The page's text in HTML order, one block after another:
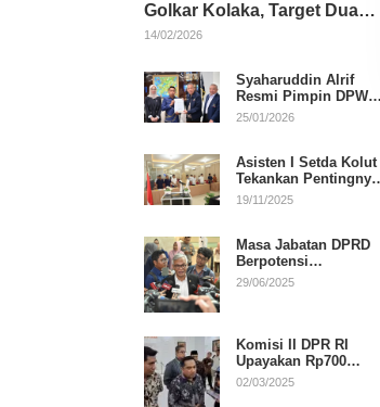
Golkar Kolaka, Target Dua
Kursi per Dapil
14/02/2026
Syaharuddin Alrif
Resmi Pimpin DPW
NasDem Sulsel
25/01/2026
Asisten I Setda Kolut
Tekankan Pentingnya
Pendidikan Politik
19/11/2025
Masa Jabatan DPRD
Berpotensi
Diperpanjang, Aria
29/06/2025
Komisi II DPR RI
Upayakan Rp700
Miliar dari APBN
02/03/2025